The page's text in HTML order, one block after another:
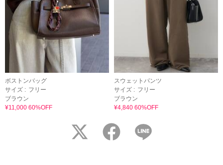
ボストンバッグ
サイズ : フリー
ブラウン
¥11,000 60%OFF
スウェットパンツ
サイズ : フリー
ブラウン
¥4,840 60%OFF
twitter facebook